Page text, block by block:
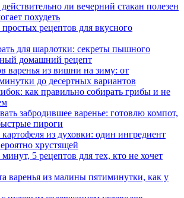
ли вечерний стакан полезен
похудеть
рецептов для вкусного
для шарлотки: секреты пышного
домашний рецепт
варенья из вишни на зиму: от
до десертных вариантов
как правильно собирать грибы и не
забродившее варенье: готовлю компот,
пироги
из духовки: один ингредиент
хрустящей
5 рецептов для тех, кто не хочет
варенья из малины пятиминутки, как у